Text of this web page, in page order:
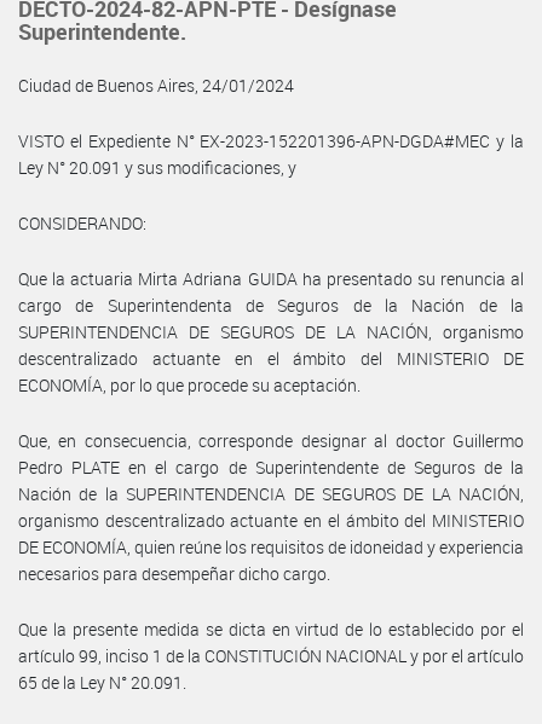
DECTO-2024-82-APN-PTE - Desígnase
Superintendente.
Ciudad de Buenos Aires, 24/01/2024
VISTO el Expediente N° EX-2023-152201396-APN-DGDA#MEC y la
Ley N° 20.091 y sus modificaciones, y
CONSIDERANDO:
Que la actuaria Mirta Adriana GUIDA ha presentado su renuncia al
cargo de Superintendenta de Seguros de la Nación de la
SUPERINTENDENCIA DE SEGUROS DE LA NACIÓN, organismo
descentralizado actuante en el ámbito del MINISTERIO DE
ECONOMÍA, por lo que procede su aceptación.
Que, en consecuencia, corresponde designar al doctor Guillermo
Pedro PLATE en el cargo de Superintendente de Seguros de la
Nación de la SUPERINTENDENCIA DE SEGUROS DE LA NACIÓN,
organismo descentralizado actuante en el ámbito del MINISTERIO
DE ECONOMÍA, quien reúne los requisitos de idoneidad y experiencia
necesarios para desempeñar dicho cargo.
Que la presente medida se dicta en virtud de lo establecido por el
artículo 99, inciso 1 de la CONSTITUCIÓN NACIONAL y por el artículo
65 de la Ley N° 20.091.